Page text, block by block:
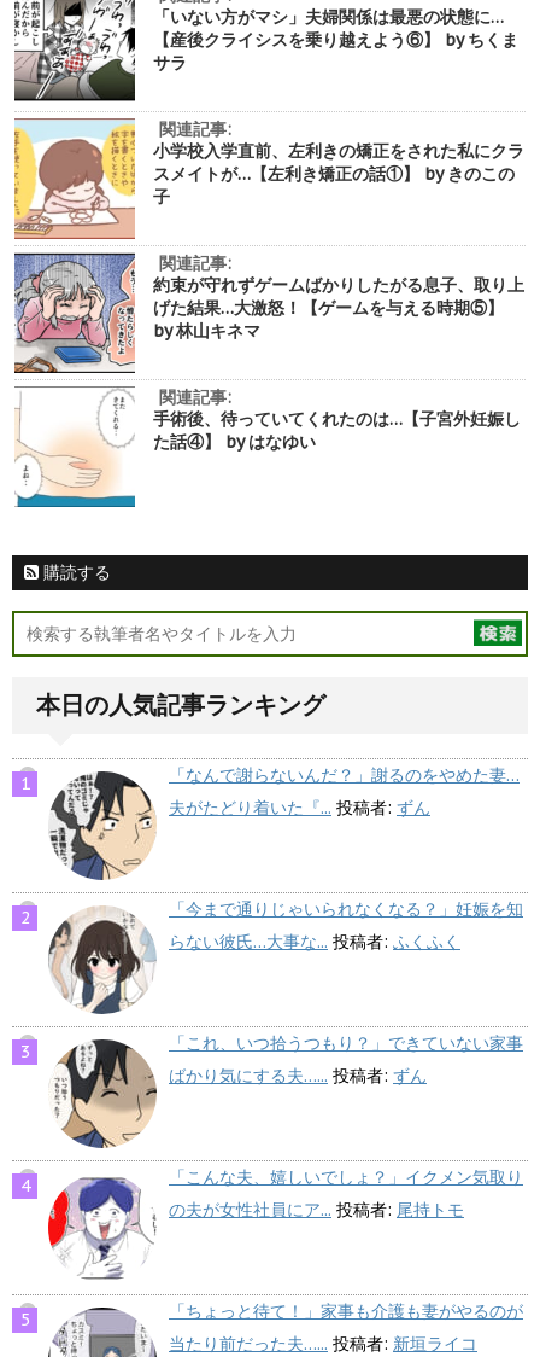
「いない方がマシ」夫婦関係は最悪の状態に…
【産後クライシスを乗り越えよう⑥】 by ちくま
サラ
関連記事:
小学校入学直前、左利きの矯正をされた私にクラ
スメイトが…【左利き矯正の話①】 by きのこの
子
関連記事:
約束が守れずゲームばかりしたがる息子、取り上
げた結果…大激怒！【ゲームを与える時期⑤】
by 林山キネマ
関連記事:
手術後、待っていてくれたのは…【子宮外妊娠し
た話④】 by はなゆい
購読する
本日の人気記事ランキング
「なんで謝らないんだ？」謝るのをやめた妻…
夫がたどり着いた『... 投稿者: ずん
「今まで通りじゃいられなくなる？」妊娠を知
らない彼氏…大事な... 投稿者: ふくふく
「これ、いつ拾うつもり？」できていない家事
ばかり気にする夫…... 投稿者: ずん
「こんな夫、嬉しいでしょ？」イクメン気取り
の夫が女性社員にア... 投稿者: 尾持トモ
「ちょっと待て！」家事も介護も妻がやるのが
当たり前だった夫…... 投稿者: 新垣ライコ